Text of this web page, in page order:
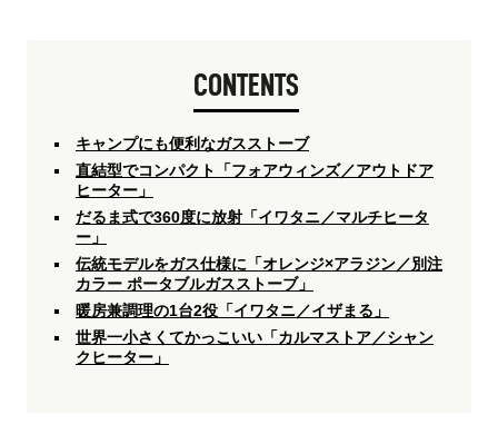
CONTENTS
キャンプにも便利なガスストーブ
直結型でコンパクト「フォアウィンズ／アウトドア
ヒーター」
だるま式で360度に放射「イワタニ／マルチヒータ
ー」
伝統モデルをガス仕様に「オレンジ×アラジン／別注
カラー ポータブルガスストーブ」
暖房兼調理の1台2役「イワタニ／イザまる」
世界一小さくてかっこいい「カルマストア／シャン
クヒーター」